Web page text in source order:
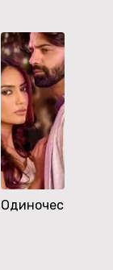
Одиночество